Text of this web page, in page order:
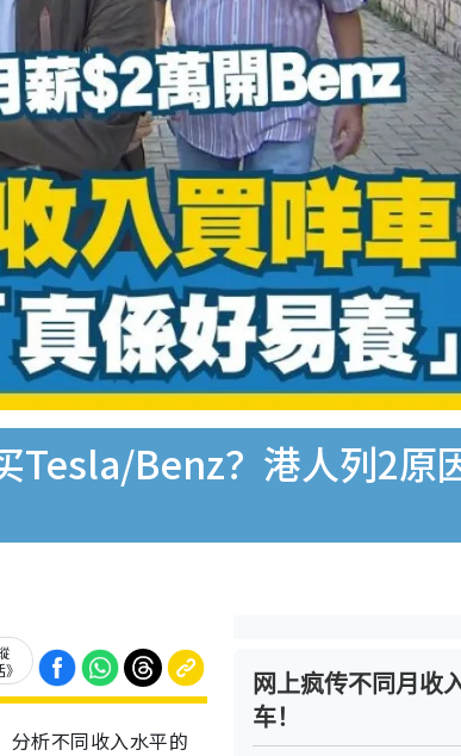
Tesla/Benz？港人列2原
析不同收入水平的
网上疯传不同月收
车！